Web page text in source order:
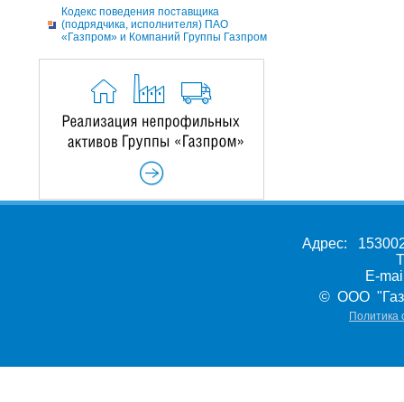
Кодекс поведения поставщика
(подрядчика, исполнителя) ПАО
«Газпром» и Компаний Группы Газпром
Адрес:
E-
© ООО
Политика